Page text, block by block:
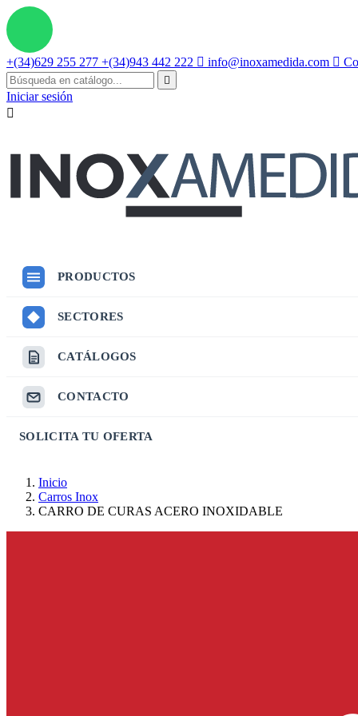
+(34)629 255 277 +(34)943 442 222  info@inoxamedida.com 

Iniciar sesión

PRODUCTOS
SECTORES
CATÁLOGOS
CONTACTO
SOLICITA TU OFERTA
Inicio
Carros Inox
CARRO DE CURAS ACERO INOXIDABLE